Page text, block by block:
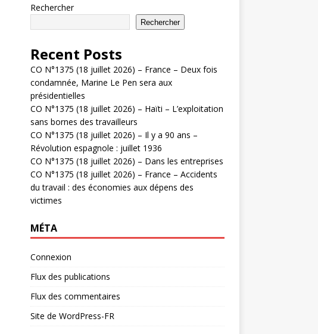
Rechercher
Rechercher
Recent Posts
CO N°1375 (18 juillet 2026) – France – Deux fois
condamnée, Marine Le Pen sera aux
présidentielles
CO N°1375 (18 juillet 2026) – Haïti – L’exploitation
sans bornes des travailleurs
CO N°1375 (18 juillet 2026) – Il y a 90 ans –
Révolution espagnole : juillet 1936
CO N°1375 (18 juillet 2026) – Dans les entreprises
CO N°1375 (18 juillet 2026) – France – Accidents
du travail : des économies aux dépens des
victimes
MÉTA
Connexion
Flux des publications
Flux des commentaires
Site de WordPress-FR